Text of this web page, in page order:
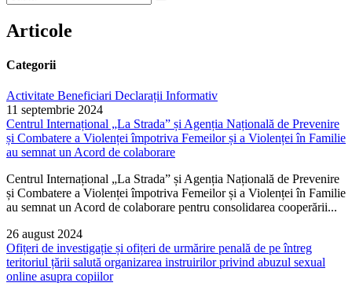
Articole
Categorii
Activitate Beneficiari Declarații Informativ
11 septembrie 2024
Centrul Internațional „La Strada” și Agenția Națională de Prevenire
și Combatere a Violenței împotriva Femeilor și a Violenței în Familie
au semnat un Acord de colaborare
Centrul Internațional „La Strada” și Agenția Națională de Prevenire
și Combatere a Violenței împotriva Femeilor și a Violenței în Familie
au semnat un Acord de colaborare pentru consolidarea cooperării...
26 august 2024
Ofițeri de investigație și ofițeri de urmărire penală de pe întreg
teritoriul țării salută organizarea instruirilor privind abuzul sexual
online asupra copiilor